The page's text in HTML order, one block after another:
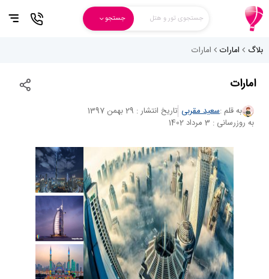
جستجوی تور و هتل جستجو
بلاگ امارات امارات
امارات
به قلم :سعید مقربی تاریخ انتشار : 29 بهمن 1397
به روزرسانی : 3 مرداد 1402